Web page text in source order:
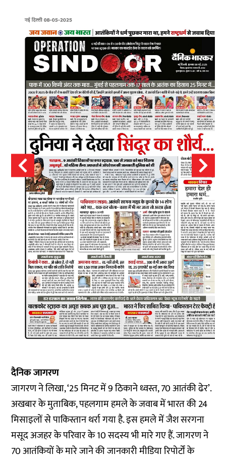
दैनिक जागरण
जागरण ने लिखा, ‘25 मिनट में 9 ठिकाने ध्वस्त, 70 आतंकी ढेर’.
अखबार के मुताबिक, पहलगाम हमले के जवाब में भारत की 24
मिसाइलों से पाकिस्तान थर्रा गया है. इस हमले में जैश सरगना
मसूद अजहर के परिवार के 10 सदस्य भी मारे गए हैं. जागरण ने
70 आतंकियों के मारे जाने की जानकारी मीडिया रिपोर्टों के